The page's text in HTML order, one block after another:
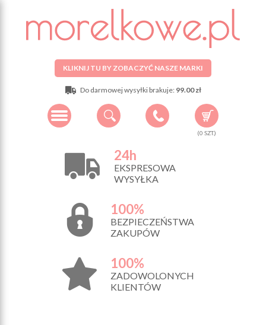
KLIKNIJ TU BY ZOBACZYĆ NASZE MARKI
Do darmowej wysyłki brakuje: 99.00 zł
(0 SZT.)
24h
EKSPRESOWA
WYSYŁKA
100%
BEZPIECZEŃSTWA
ZAKUPÓW
100%
ZADOWOLONYCH
KLIENTÓW